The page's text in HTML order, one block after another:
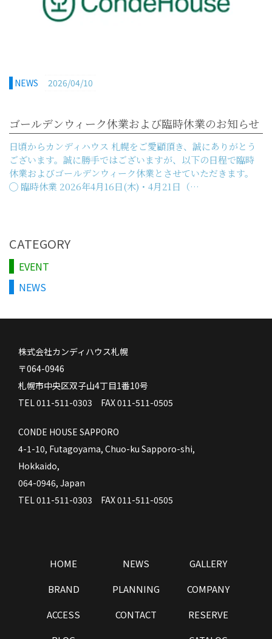
NEWS 2026/04/10
ゴールデンウィーク休業および臨時休業のお知らせ
日頃からカンディハウス 札幌をご愛顧頂き、誠にありがとう
ございます。誠に勝手ではございますが、以下の日程で臨時
休業およびゴールデンウィーク休業とさせていただきます。
◯ 臨時休業 2026年4月16日(木)・4月21日（…
CATEGORY
EVENT
NEWS
株式会社カンディハウス札幌
〒064-0946
札幌市中央区双子山4丁目1番10号
TEL 011-511-0303 FAX 011-511-0505
CONDE HOUSE SAPPORO
4-1-10, Futagoyama, Chuo-ku Sapporo-shi,
Hokkaido,
064-0946, Japan
TEL 011-511-0303 FAX 011-511-0505
HOME NEWS
GALLERY
BRAND
PLANNING
COMPANY
ACCESS
CONTACT
RESERVE